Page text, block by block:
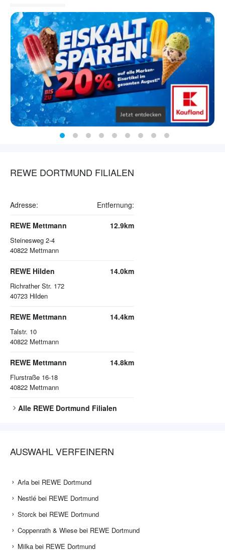
REWE DORTMUND FILIALEN
Adresse: Entfernung:
REWE Mettmann
Steinesweg 2-4
40822 Mettmann
12.9km
REWE Hilden
Richrather Str. 172
40723 Hilden
14.0km
REWE Mettmann
Talstr. 10
40822 Mettmann
14.4km
REWE Mettmann
Flurstraße 16-18
40822 Mettmann
14.8km
Alle REWE Dortmund Filialen
AUSWAHL VERFEINERN
Arla bei REWE Dortmund
Nestlé bei REWE Dortmund
Storck bei REWE Dortmund
Coppenrath & Wiese bei REWE Dortmund
Milka bei REWE Dortmund